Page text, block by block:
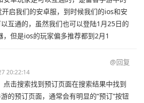
启我们的安卓服，到时候我们的ios和安
互通的，虽然我们也可以登陆1月25日的
，但是ios的玩家偏多推荐都到2月1
@回复
20:22:14
点击搜索找到预订页面在搜索结果中找到
的预订页面，通常会有明显的“预订”按钮